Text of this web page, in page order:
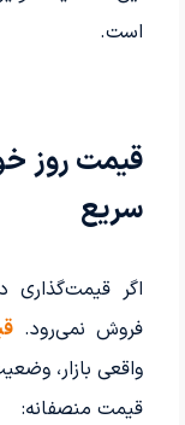
است.
قیمت روز
سریع
اگر
فروش نمی‌رود.
واقعی بازار،
قیمت منصفانه: